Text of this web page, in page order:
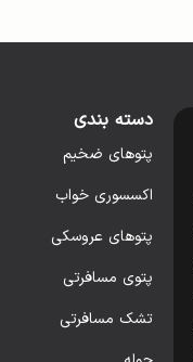
دسته بندی
پتوهای ضخیم
اکسسوری خواب
پتوهای عروسکی
پتوی مسافرتی
تشک مسافرتی